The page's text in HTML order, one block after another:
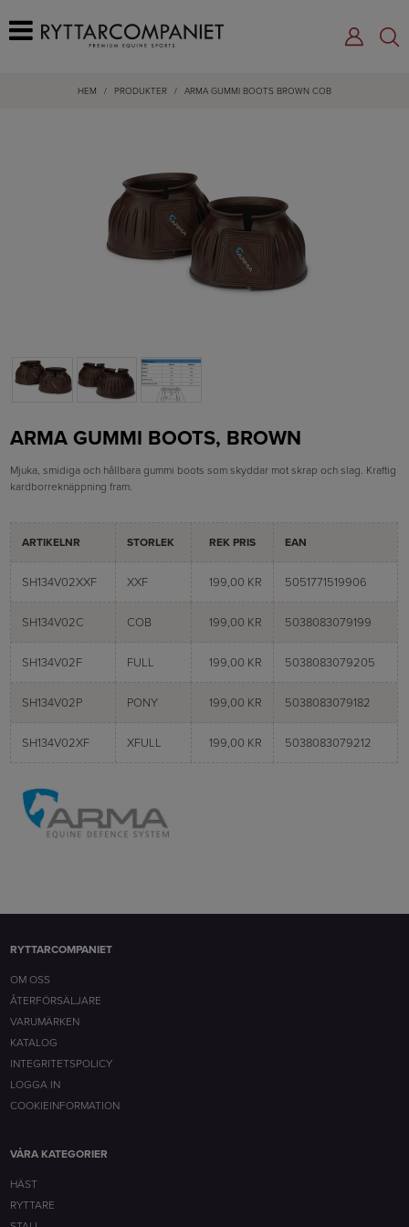
HEM / PRODUKTER / ARMA GUMMI BOOTS BROWN COB
ARMA GUMMI BOOTS, BROWN
Mjuka, smidiga och hållbara gummi boots som skyddar mot skrap och slag. Kraftig
kardborreknäppning fram.
ARTIKELNR STORLEK REK PRIS EAN
SH134V02XXF XXF 199,00 KR 5051771519906
SH134V02C COB 199,00 KR 5038083079199
SH134V02F FULL 199,00 KR 5038083079205
SH134V02P PONY 199,00 KR 5038083079182
SH134V02XF XFULL 199,00 KR 5038083079212
RYTTARCOMPANIET
OM OSS
ÅTERFÖRSÄLJARE
VARUMÄRKEN
KATALOG
INTEGRITETSPOLICY
LOGGA IN
COOKIEINFORMATION
VÅRA KATEGORIER
HÄST
RYTTARE